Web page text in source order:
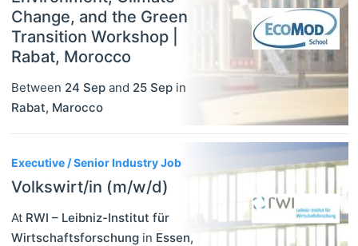
Change, and the Green
Transition Workshop |
Rabat, Morocco
Between 24 Sep and 25 Sep in
Rabat, Marocco
Executive / Senior Industry Job
Volkswirt/in (m/w/d)
At RWI – Leibniz-Institut für
Wirtschaftsforschung in Essen,